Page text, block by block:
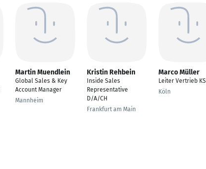
Martin Muendlein
Global Sales & Key
Account Manager
Mannheim
Kristin Rehbein
Inside Sales
Representative
D/A/CH
Frankfurt am Main
Marco Müller
Leiter Vertrieb KS
Köln